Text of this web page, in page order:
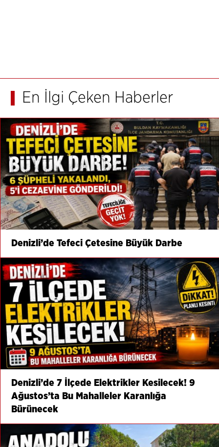
En İlgi Çeken Haberler
Denizli’de Tefeci Çetesine Büyük Darbe
Denizli’de 7 İlçede Elektrikler Kesilecek! 9
Ağustos’ta Bu Mahalleler Karanlığa
Bürünecek